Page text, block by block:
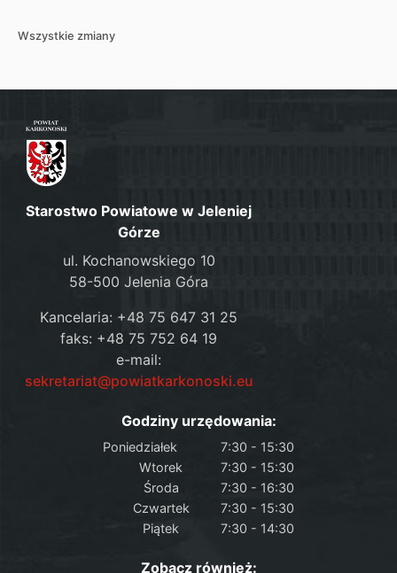
Wszystkie zmiany
Starostwo Powiatowe w Jeleniej
Górze
ul. Kochanowskiego 10
58-500 Jelenia Góra
Kancelaria: +48 75 647 31 25
faks: +48 75 752 64 19
e-mail:
sekretariat@powiatkarkonoski.eu
Godziny urzędowania:
Poniedziałek
7:30 - 15:30
Wtorek
7:30 - 15:30
Środa
7:30 - 16:30
Czwartek
7:30 - 15:30
Piątek
7:30 - 14:30
Zobacz również: